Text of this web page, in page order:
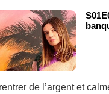
de l’argent et